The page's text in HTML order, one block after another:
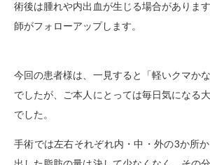
術後は腫れや内出血が生じる場合がありま
師がフォローアップします。
今回の患者様は、一見すると「軽いクマか
でしたが、ご本人にとっては毎日気になる
でした。
手術では左右それぞれ内・中・外の3か所